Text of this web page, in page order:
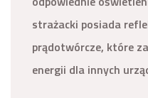
strażacki posiada
prądotwórcze, które
energii dla innych